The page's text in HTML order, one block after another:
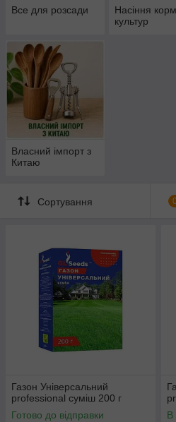
Все для розсади
Насіння
культур
Власний імпорт з
Китаю
Сортування 0
Газон Універсальний
рrofessional суміш 200 г
Готово до відправки
В